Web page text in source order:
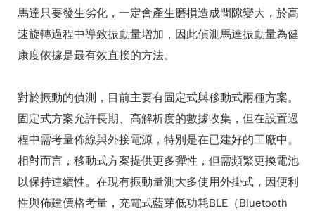
馬達只要發生劣化，一定會產生磨損造成間隙變大，於高
速旋轉過程中導致振動量增加，因此偵測馬達振動量為健
康度依據是最有效直接的方法。
對於振動的偵測，目前主要有固定式與移動式兩種方案。
固定式方案允許長期、高解析度的數據收集，但在設置過
程中需考量佈線與外接電源，特別是在已建好的工廠中。
相對而言，移動式方案提供更多彈性，但需頻繁更換電池
以保持連續性。在現有振動量測大多使用外掛式，因便利
性與佈建價格考量，充電式藍芽低功耗BLE（Bluetooth